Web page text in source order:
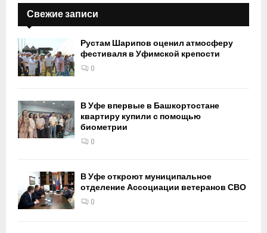
Свежие записи
Рустам Шарипов оценил атмосферу
фестиваля в Уфимской крепости
0
В Уфе впервые в Башкортостане
квартиру купили с помощью
биометрии
0
В Уфе откроют муниципальное
отделение Ассоциации ветеранов СВО
0